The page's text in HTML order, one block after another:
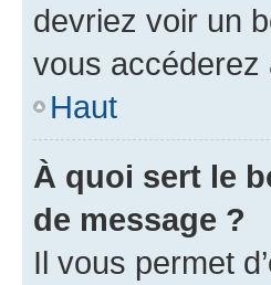
devriez voir un
vous accéderez
Haut
À quoi sert le
de message ?
Il vous permet